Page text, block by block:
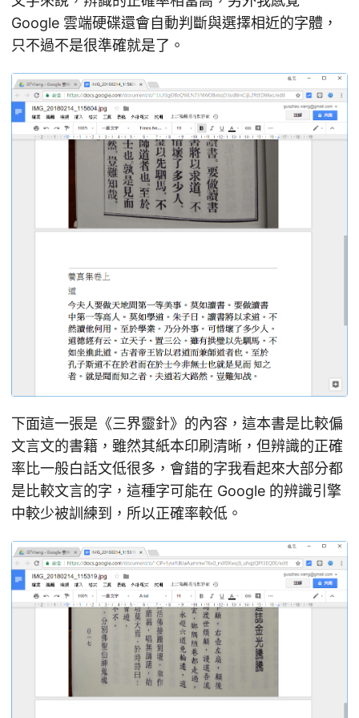
Google 雲端硬碟還會自動判斷與選擇相近的字體，
只不過不是很準確就是了。
下面這一張是《三界靈針》的內容，這本書是比較偏
文言文的書籍，雖然其紙本印刷清晰，但辨識的正確
率比一般白話文低很多，會錯的字我看起來大部分都
是比較文言的字，這種字可能在 Google 的辨識引擎
中較少被訓練到，所以正確率較低。